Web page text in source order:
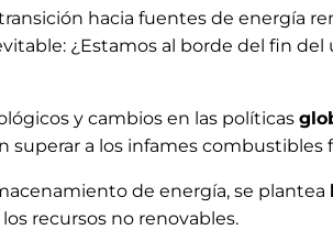
hacia fuentes de energía
¿Estamos al borde del fin del
y cambios en las políticas
superar a los infames combustibles
de energía, se plantea
recursos no renovables.